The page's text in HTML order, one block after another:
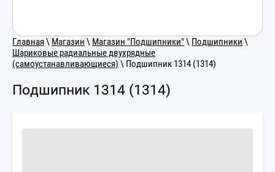
Главная\ Магазин \ Магазин "Подшипники" \ Подшипники \
Шариковые радиальные двухрядные
(самоустанавливающиеся) \ Подшипник 1314 (1314)
Подшипник 1314 (1314)